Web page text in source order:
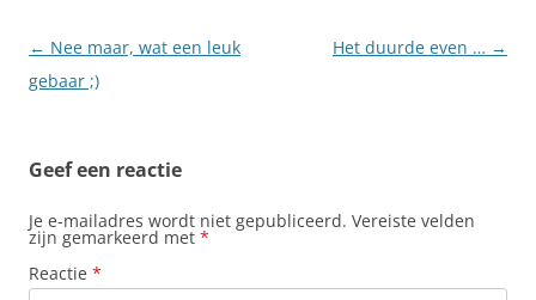
Berichtnavigatie
← Nee maar, wat een leuk
gebaar ;)
Het duurde even … →
Geef een reactie
Je e-mailadres wordt niet gepubliceerd. Vereiste velden
zijn gemarkeerd met *
Reactie *